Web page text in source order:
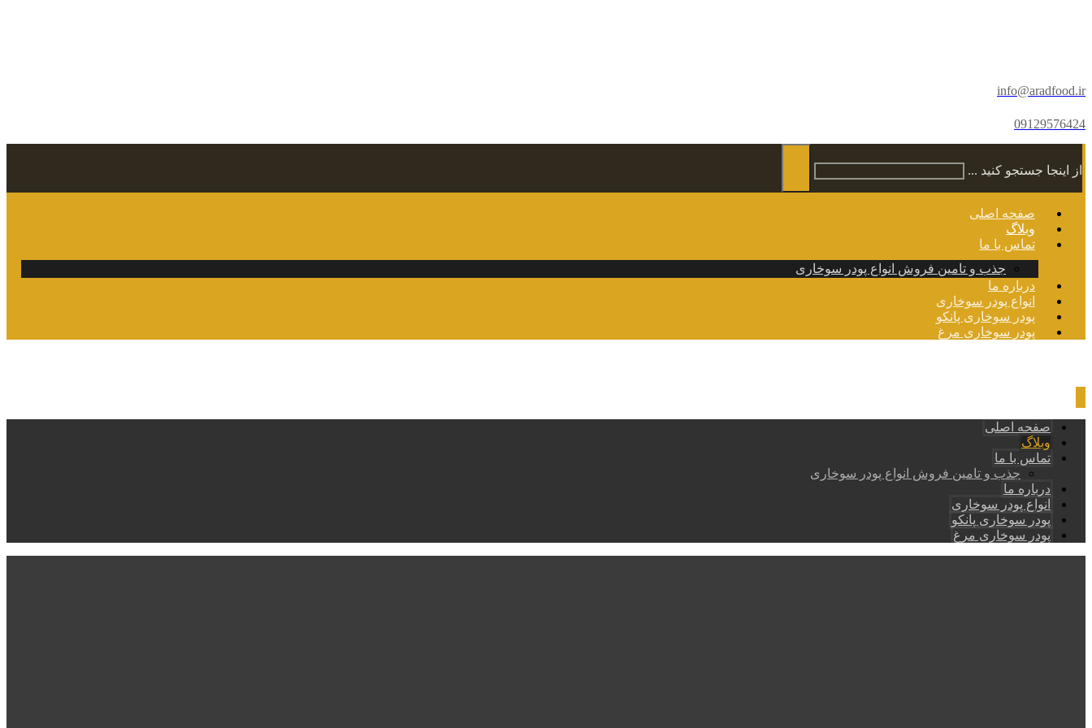
info@aradfood.ir
09129576424
از اینجا جستجو کنید ...
صفحه اصلی
وبلاگ
تماس با ما
جذب و تامین فروش انواع پودر سوخاری
درباره ما
انواع پودر سوخاری
پودر سوخاری پانکو
پودر سوخاری مرغ
صفحه اصلی
وبلاگ
تماس با ما
جذب و تامین فروش انواع پودر سوخاری
درباره ما
انواع پودر سوخاری
پودر سوخاری پانکو
پودر سوخاری مرغ